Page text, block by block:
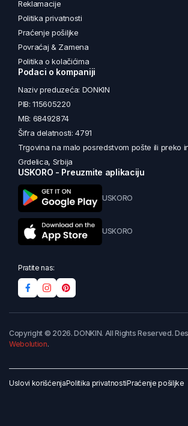
Reklamacije
Politika privatnosti
Praćenje pošiljke
Povraćaj & Zamena
Politika o kolačićima
Podaci o kompaniji
Naziv preduzeća: DONKIN
PIB: 115605220
MB: 68492874
Šifra delatnosti: 4791
Trgovina na malo posredstvom pošte ili preko
Grdelica, Srbija
USKORO - Preuzmite aplikaciju
USKORO
USKORO
Pratite nas:
Copyright © 2026. DONKIN. All Rights Reserved.
Webolution.
Uslovi korišćenjaPolitika privatnostiPraćenje pošiljke